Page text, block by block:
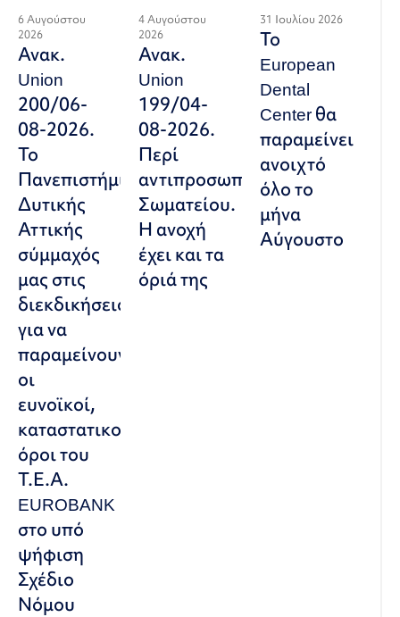
6 Αυγούστου
2026
Ανακ.
Union
200/06-
08-2026.
Το
Πανεπιστήμιο
Δυτικής
Αττικής
σύμμαχός
μας στις
διεκδικήσεις,
για να
παραμείνουν
οι
ευνοϊκοί,
καταστατικοί
όροι του
Τ.Ε.Α.
EUROBANK
στο υπό
ψήφιση
Σχέδιο
Νόμου
4 Αυγούστου
2026
Ανακ.
Union
199/04-
08-2026.
Περί
αντιπροσωπευτικού
Σωματείου.
Η ανοχή
έχει και τα
όριά της
31 Ιουλίου 2026
Το
European
Dental
Center θα
παραμείνει
ανοιχτό
όλο το
μήνα
Αύγουστο